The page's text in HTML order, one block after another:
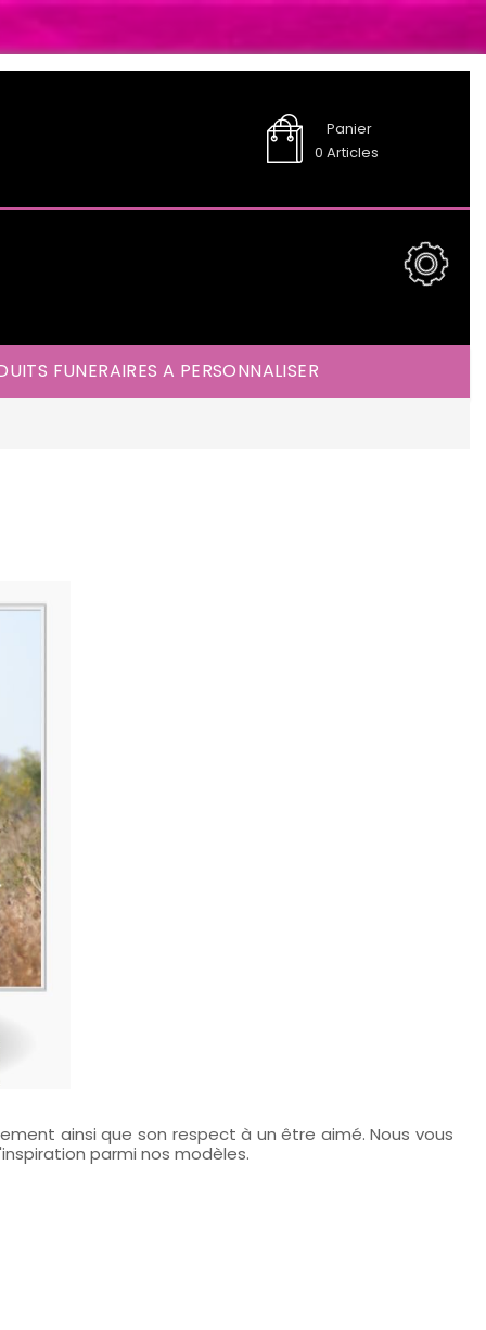
Panier
0 Articles
FUNERAIRES A PERSONNALISER
ainsi que son respect à un être aimé. Nous vous
parmi nos modèles.